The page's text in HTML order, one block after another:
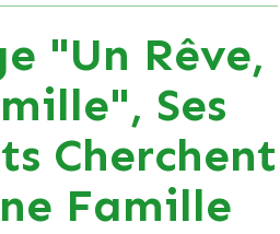
"Un Rêve,
Ses
Cherchent
Famille